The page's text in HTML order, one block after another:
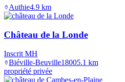
Authie4.9 km
Château de la Londe
Inscrit MH
Biéville-Beuville18005.1 km
propriété privée